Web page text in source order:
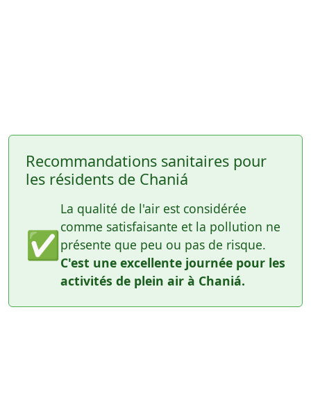
Recommandations sanitaires pour
les résidents de Chaniá
✅
La qualité de l'air est considérée
comme satisfaisante et la pollution ne
présente que peu ou pas de risque.
C'est une excellente journée pour les
activités de plein air à Chaniá.